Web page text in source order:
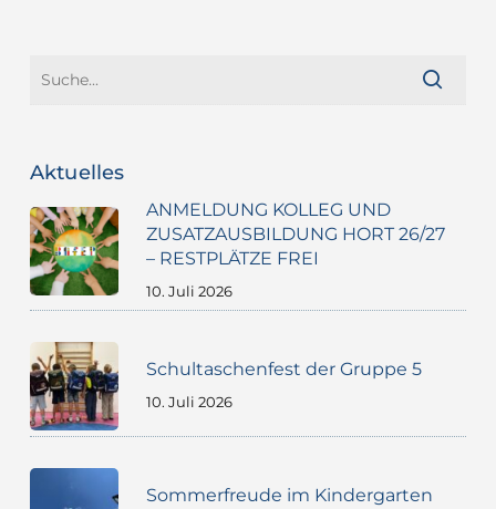
Aktuelles
ANMELDUNG KOLLEG UND
ZUSATZAUSBILDUNG HORT 26/27
– RESTPLÄTZE FREI
10. Juli 2026
Schultaschenfest der Gruppe 5
10. Juli 2026
Sommerfreude im Kindergarten